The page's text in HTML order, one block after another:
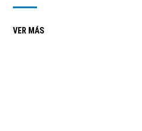
VER MÁS